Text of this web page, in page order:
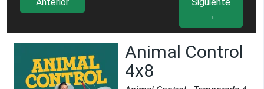
→
Animal Control
4x8